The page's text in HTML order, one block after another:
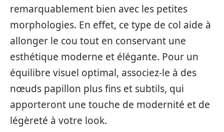
remarquablement bien avec les petites
morphologies. En effet, ce type de col aide à
allonger le cou tout en conservant une
esthétique moderne et élégante. Pour un
équilibre visuel optimal, associez-le à des
nœuds papillon plus fins et subtils, qui
apporteront une touche de modernité et de
légèreté à votre look.